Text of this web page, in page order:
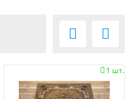
 
1 шт.
